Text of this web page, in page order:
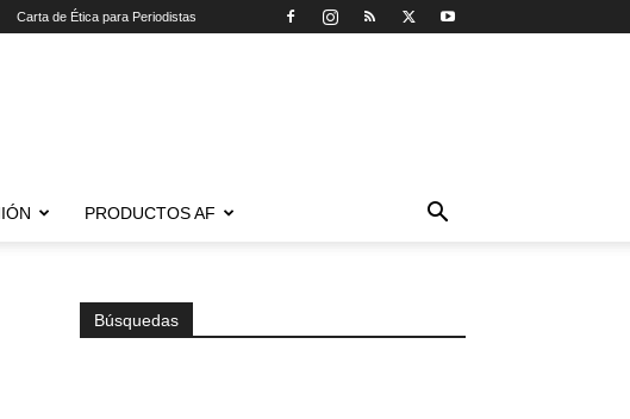
Carta de Ética para Periodistas
PRODUCTOS AF
Búsquedas